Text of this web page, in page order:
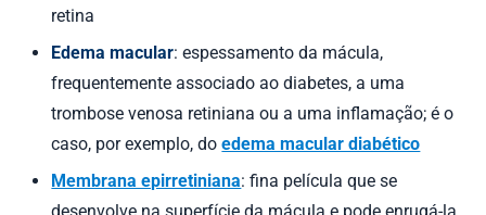
retina
Edema macular: espessamento da mácula,
frequentemente associado ao diabetes, a uma
trombose venosa retiniana ou a uma inflamação; é o
caso, por exemplo, doedema macular diabético
Membrana epirretiniana: fina película que se